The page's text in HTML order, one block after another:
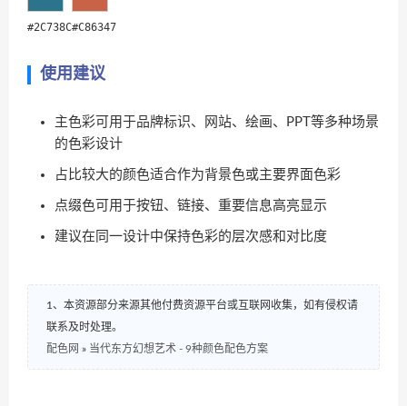
#2C738C#C86347
使用建议
主色彩可用于品牌标识、网站、绘画、PPT等多种场景
的色彩设计
占比较大的颜色适合作为背景色或主要界面色彩
点缀色可用于按钮、链接、重要信息高亮显示
建议在同一设计中保持色彩的层次感和对比度
1、本资源部分来源其他付费资源平台或互联网收集，如有侵权请
联系及时处理。
配色网 » 当代东方幻想艺术 - 9种颜色配色方案